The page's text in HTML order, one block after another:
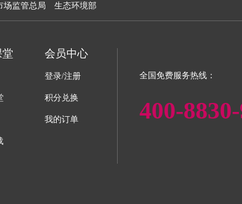
场监管总局 生态环境部
会员中心
登录/注册
积分兑换
我的订单
全国免费服务热线：
400-